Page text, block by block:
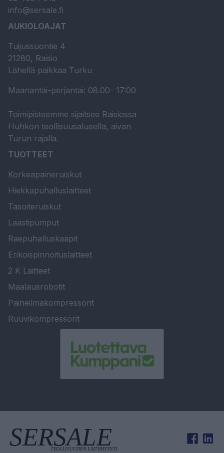
info@sersale.fi
AUKIOLOAJAT
Tuijussuontie 4
21280, Raisio
Lähellä paikkaa Turku
Maanantai-perjantai: 08.00- 17:00
Toimipisteemme sijaitsee Raisiossa
Huhkon teollisuusalueella, aivan
Turun rajalla.
TUOTTEET
Korkeapaineruiskut
Hiekkapuhalluslaitteet
Tasoiteruiskut
Laastipumput
Raepuhalluskaapit
Erikoispinnoituslaitteet
2 K Laitteet
Maalausrobotit
Paineilmakompressorit
Ruuvikompressorit